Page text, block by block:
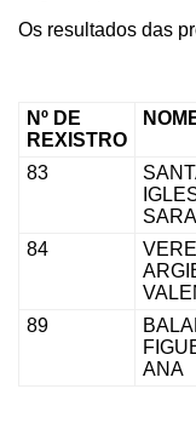
Os resultados das
Nº DE
REXISTRO
83
SARA
84
89
ANA